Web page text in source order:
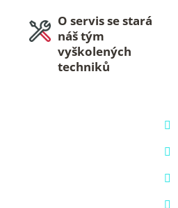
O servis se stará
náš tým
vyškolených
techniků